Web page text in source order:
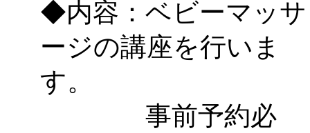
de 健康づくり」」 受
◆内容：ベビーマッサ
ージの講座を行いま
す。
事前予約必